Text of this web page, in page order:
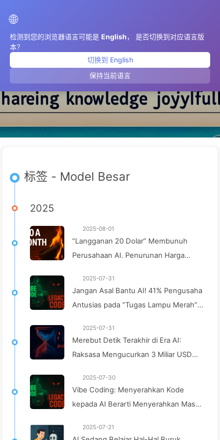
🌐
检测到您的浏览器语言可能是 English， 是否切换到对应语言版
本？
切换到 English
保持当前语言
Model Besar
标签 - Model Besar
2025
2025-08-01
“Langganan 20 Dolar” Membunuh
Perusahaan AI. Penurunan Harga
Pelajari AI dengan Perlahan 164
2025-07-31
Jangan Asal Bantu AI! 41% Pengusaha
Antusias pada “Tugas Lampu Merah”,
2025-07-31
Merebut Detik Terakhir di Era AI:
Raksasa Mengucurkan 3 Miliar USD
Mengeksploitasi Waktu Luang untuk
Digital Tak Kenal Kasih Menentukan
2025-07-30
Vibe Coding: Menyerahkan Kode
kepada AI Berarti Menyerahkan Masa
2025-07-21